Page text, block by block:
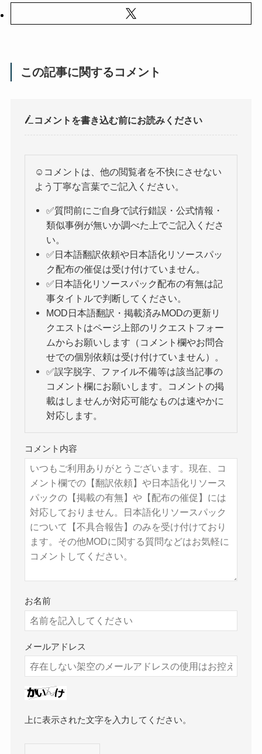
この記事に関するコメント
コメントを書き込む前にお読みください
☺️コメントは、他の閲覧者を不快にさせない
よう丁寧な言葉でご記入ください。
✅質問前にご自身で試行錯誤・公式情報・
類似事例が無いか調べた上でご記入くださ
い。
✅日本語翻訳依頼や日本語化リソースパッ
ク配布の催促は受け付けていません。
✅日本語化リソースパック配布の有無は記
事タイトルで判断してください。
MOD日本語翻訳・掲載済みMODの更新リ
クエストはページ上部のリクエストフォー
ムからお願いします（コメント欄やお問合
せでの個別依頼は受け付けていません）。
✅誤字脱字、ファイル不備等は該当記事の
コメント欄にお願いします。コメントの掲
載はしませんが対応可能なものは速やかに
対応します。
コメント内容
お名前
メールアドレス
上に表示された文字を入力してください。